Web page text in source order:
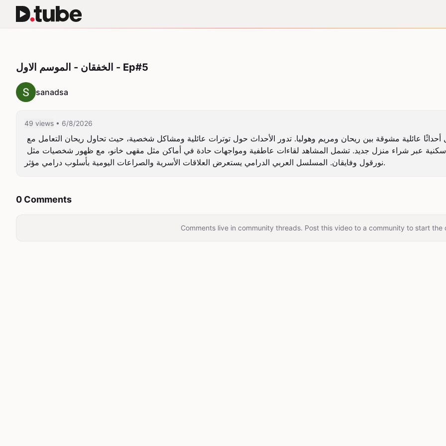
الخفقان - الموسم الاول - Ep#5
sanadsa
49 views • 6/8/2026
نورقول وفايقان. المسلسل العربي الدرامي يستعرض العلاقات الأسرية والصراعات اليومية بأسلوب درامي مؤثر.
0 Comments
Comments live in community threads. Post this video to a community to start the